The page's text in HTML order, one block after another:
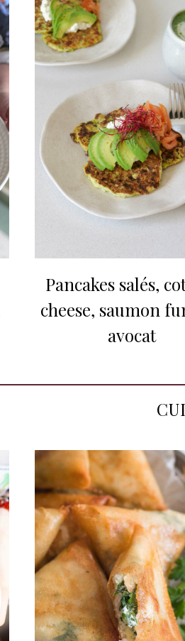
Pancakes salés,
cheese, saumon
avocat